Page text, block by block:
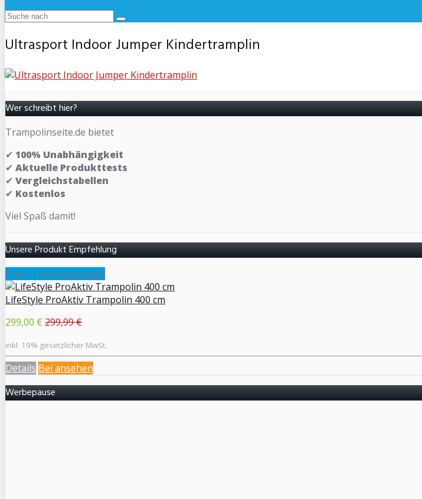
Ultrasport Indoor Jumper Kindertramplin
Wer schreibt hier?
Trampolinseite.de bietet
✔ 100% Unabhängigkeit
✔ Aktuelle Produkttests
✔ Vergleichstabellen
✔ Kostenlos
Viel Spaß damit!
Unsere Produkt Empfehlung
Preis- Leistungssieger
LifeStyle ProAktiv Trampolin 400 cm
299,00 € 299,99 €
inkl. 19% gesetzlicher MwSt.
Details Bei ansehen
Werbepause